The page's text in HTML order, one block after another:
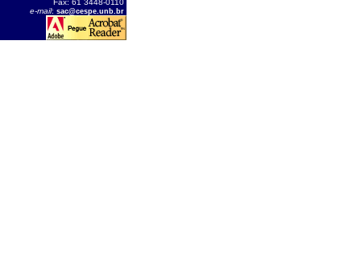
Fax: 61 3448-0110
e-mail: sac@cespe.unb.br